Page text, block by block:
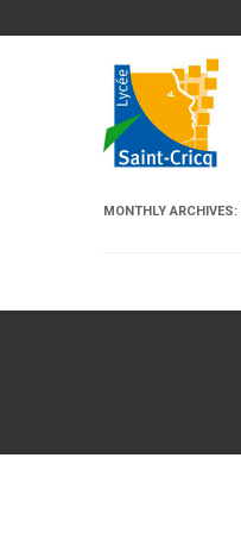
MONTHLY ARCHIVES: